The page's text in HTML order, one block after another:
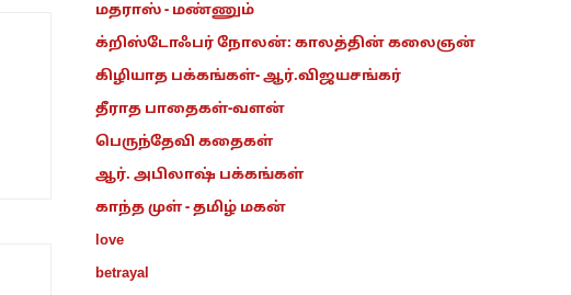
மதராஸ் - மண்ணும்
க்றிஸ்டோஃபர் நோலன்: காலத்தின் கலைஞன்
கிழியாத பக்கங்கள்- ஆர்.விஜயசங்கர்
தீராத பாதைகள்-வளன்
பெருந்தேவி கதைகள்
ஆர். அபிலாஷ் பக்கங்கள்
காந்த முள் - தமிழ் மகன்
love
betrayal